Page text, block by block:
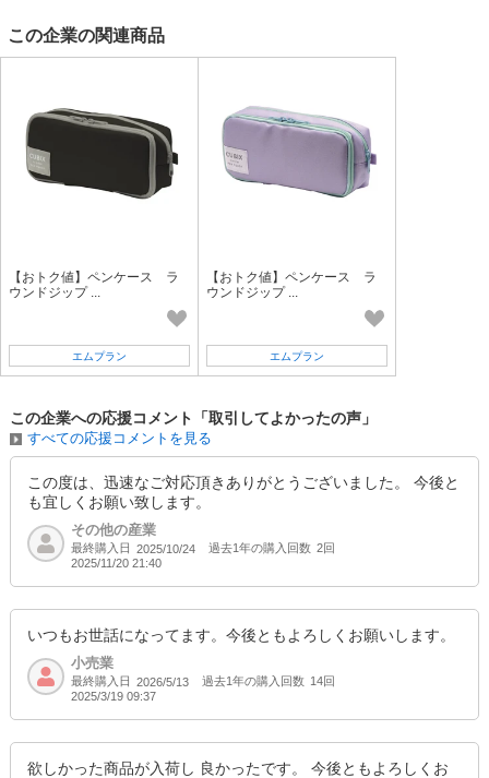
この企業の関連商品
【おトク値】ペンケース ラ
ウンドジップ ...
エムプラン
【おトク値】ペンケース ラ
ウンドジップ ...
エムプラン
この企業への応援コメント「取引してよかったの声」
すべての応援コメントを見る
この度は、迅速なご対応頂きありがとうございました。 今後と
も宜しくお願い致します。
その他の産業
最終購入日 2025/10/24 過去1年の購入回数 2回
2025/11/20 21:40
いつもお世話になってます。今後ともよろしくお願いします。
小売業
最終購入日 2026/5/13 過去1年の購入回数 14回
2025/3/19 09:37
欲しかった商品が入荷し 良かったです。 今後ともよろしくお